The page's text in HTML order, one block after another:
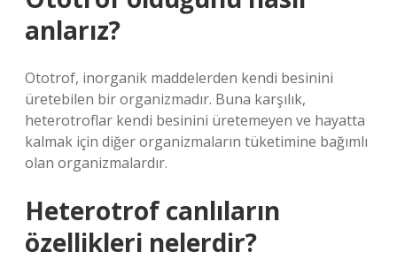
anlarız?
Ototrof, inorganik maddelerden kendi besinini
üretebilen bir organizmadır. Buna karşılık,
heterotroflar kendi besinini üretemeyen ve hayatta
kalmak için diğer organizmaların tüketimine bağımlı
olan organizmalardır.
Heterotrof canlıların
özellikleri nelerdir?